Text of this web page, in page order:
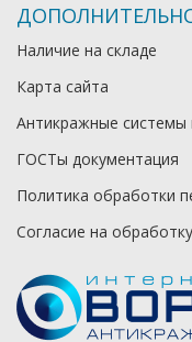
Наличие на складе
Карта сайта
Антикражные системы
ГОСТы документация
Политика обработки
Согласие на